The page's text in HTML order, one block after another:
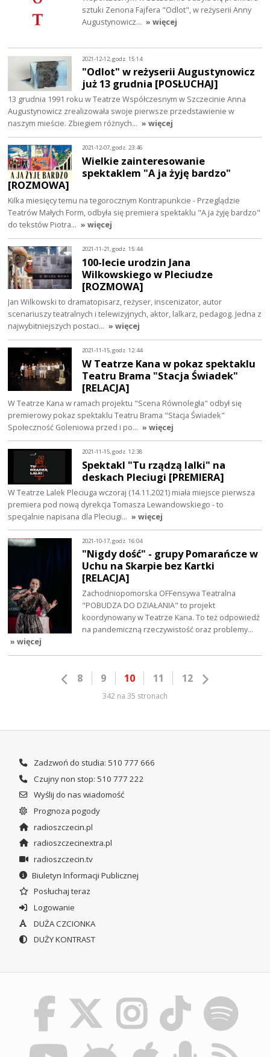
sztuki Zenona Fajfera "Odlot", w reżyserii Anny
Augustynowicz… » więcej
2021-12-12, godz. 15:14
"Odlot" w reżyserii Augustynowicz
już 13 grudnia [POSŁUCHAJ]
13 grudnia 1991 roku w Teatrze Współczesnym w Szczecinie Anna
Augustynowicz zrealizowała swoje pierwsze przedstawienie w
naszym mieście. Zbiegiem różnych… » więcej
2021-12-07, godz. 23:46
Wielkie zainteresowanie
spektaklem "A ja żyję bardzo"
[ROZMOWA]
Kilka miesięcy temu na tegorocznym Kontrapunkcie - Przeglądzie
Teatrów Małych Form, odbyła się premiera spektaklu "A ja żyję bardzo"
do tekstów Piotra… » więcej
2021-11-21, godz. 15:44
100-lecie urodzin Jana
Wilkowskiego w Pleciudze
[ROZMOWA]
Jan Wilkowski to dramatopisarz, reżyser, inscenizator, autor
scenariuszy teatralnych i telewizyjnych, aktor, lalkarz, pedagog. Jedna z
najwybitniejszych postaci… » więcej
2021-11-15, godz. 12:44
W Teatrze Kana w pokaz spektaklu
Teatru Brama "Stacja Świadek"
[RELACJA]
W Teatrze Kana w ramach projektu "Scena Równoległa" odbył się
premierowy pokaz spektaklu Teatru Brama "Stacja Świadek"
Społeczność Goleniowa przed i po… » więcej
2021-11-15, godz. 12:38
Spektakl "Tu rządzą lalki" na
deskach Pleciugi [PREMIERA]
W Teatrze Lalek Pleciuga wczoraj (14.11.2021) miała miejsce pierwsza
premiera pod nową dyrekcja Tomasza Lewandowskiego - to
specjalnie napisana dla Pleciugi… » więcej
2021-10-17, godz. 16:04
"Nigdy dość" - grupy Pomarańcze w
Uchu na Skarpie bez Kartki
[RELACJA]
Zachodniopomorska OFFensywa Teatralna
"POBUDZA DO DZIAŁANIA" to projekt
koordynowany w Teatrze Kana. To też odpowiedź
na pandemiczną rzeczywistość oraz problemy…
» więcej
8 9 10 11 12
342 na 35 stronach
Zadzwoń do studia: 510 777 666
Czujny non stop: 510 777 222
Wyślij do nas wiadomość
Prognoza pogody
radioszczecin.pl
radioszczecinextra.pl
radioszczecin.tv
Biuletyn Informacji Publicznej
Posłuchaj teraz
Logowanie
DUŻA CZCIONKA
DUŻY KONTRAST